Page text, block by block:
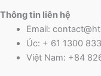
Thông tin liên hệ
Email:
Úc: + 61 1300
Việt Nam: +84